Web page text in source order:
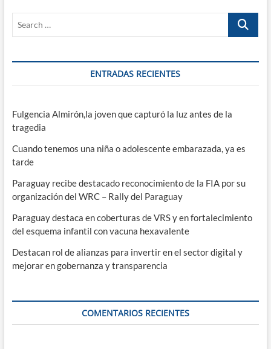
Search
ENTRADAS RECIENTES
Fulgencia Almirón,la joven que capturó la luz antes de la
tragedia
Cuando tenemos una niña o adolescente embarazada, ya es
tarde
Paraguay recibe destacado reconocimiento de la FIA por su
organización del WRC – Rally del Paraguay
Paraguay destaca en coberturas de VRS y en fortalecimiento
del esquema infantil con vacuna hexavalente
Destacan rol de alianzas para invertir en el sector digital y
mejorar en gobernanza y transparencia
COMENTARIOS RECIENTES